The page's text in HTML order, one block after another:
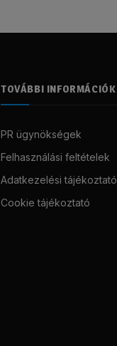
TOVÁBBI INFORMÁCIÓK
PR ügynökségek
Felhasználási feltételek
Adatkezelési tájékoztató
Cookie tájékoztató